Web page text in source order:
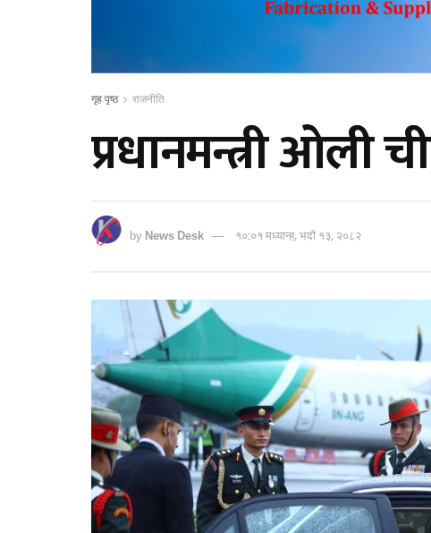
गृह पृष्ठ राजनीति
प्रधानमन्त्री ओली
byNews Desk १०:०१ मध्यान्ह, भदौ १३, २०८२